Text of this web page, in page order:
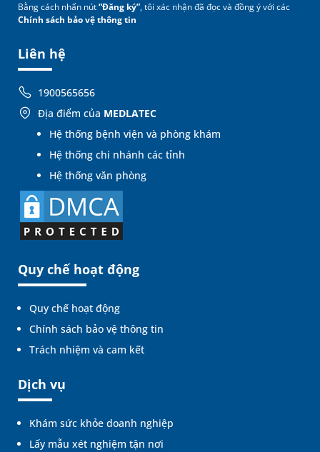
Liên hệ
1900565656
Địa điểm của MEDLATEC
Hệ thống bệnh viện và phòng khám
Hệ thống chi nhánh các tỉnh
Hệ thống văn phòng
Quy chế hoạt động
Quy chế hoạt động
Chính sách bảo vệ thông tin
Trách nhiệm và cam kết
Dịch vụ
Khám sức khỏe doanh nghiệp
Lấy mẫu xét nghiệm tận nơi
Bằng cách nhấn nút“Đăng ký”, tôi xác nhận đã đọc và đồng ý với các
Chính sách bảo vệ thông tin